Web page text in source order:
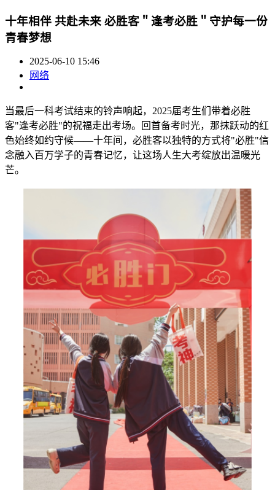
十年相伴 共赴未来 必胜客＂逢考必胜＂守护每一份
青春梦想
2025-06-10 15:46
网络
当最后一科考试结束的铃声响起，2025届考生们带着必胜
客"逢考必胜"的祝福走出考场。回首备考时光，那抹跃动的红
色始终如约守候——十年间，必胜客以独特的方式将"必胜"信
念融入百万学子的青春记忆，让这场人生大考绽放出温暖光
芒。